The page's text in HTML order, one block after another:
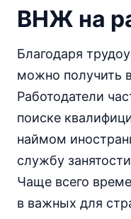
ВНЖ на
Благодаря
можно получить
Работодатели
поиске
наймом
службу
Чаще всего
в важных для